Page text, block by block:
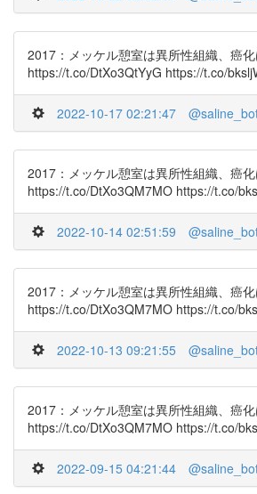
2017：メッケル憩室は異所性組織、癌化
https://t.co/DtXo3QtYyG https://t.co/
2022-10-17 02:21:47
2017：メッケル憩室は異所性組織、癌化
https://t.co/DtXo3QM7MO https://t.co/
2022-10-14 02:51:59
2017：メッケル憩室は異所性組織、癌化
https://t.co/DtXo3QM7MO https://t.co/
2022-10-13 09:21:55
2017：メッケル憩室は異所性組織、癌化
https://t.co/DtXo3QM7MO https://t.co/
2022-09-15 04:21:44